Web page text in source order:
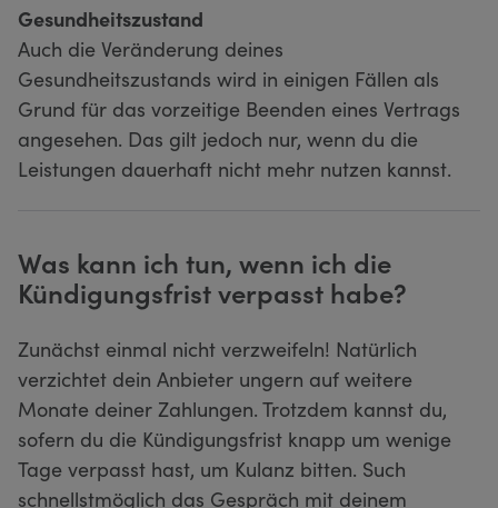
Gesundheitszustand
Auch die Veränderung deines
Gesundheitszustands wird in einigen Fällen als
Grund für das vorzeitige Beenden eines Vertrags
angesehen. Das gilt jedoch nur, wenn du die
Leistungen dauerhaft nicht mehr nutzen kannst.
Was kann ich tun, wenn ich die
Kündigungsfrist verpasst habe?
Zunächst einmal nicht verzweifeln! Natürlich
verzichtet dein Anbieter ungern auf weitere
Monate deiner Zahlungen. Trotzdem kannst du,
sofern du die Kündigungsfrist knapp um wenige
Tage verpasst hast, um Kulanz bitten. Such
schnellstmöglich das Gespräch mit deinem